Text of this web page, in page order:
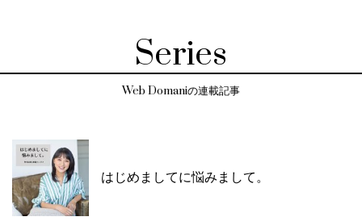
Series
Web Domaniの連載記事
はじめましてに悩みまして。